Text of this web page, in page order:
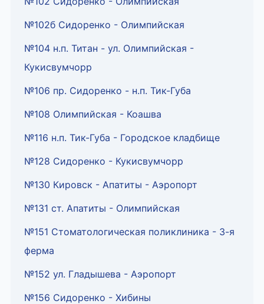
№102б Сидоренко - Олимпийская
№104 н.п. Титан - ул. Олимпийская -
Кукисвумчорр
№106 пр. Сидоренко - н.п. Тик-Губа
№108 Олимпийская - Коашва
№116 н.п. Тик-Губа - Городское кладбище
№128 Сидоренко - Кукисвумчорр
№130 Кировск - Апатиты - Аэропорт
№131 ст. Апатиты - Олимпийская
№151 Стоматологическая поликлиника - 3-я
ферма
№152 ул. Гладышева - Аэропорт
№156 Сидоренко - Хибины